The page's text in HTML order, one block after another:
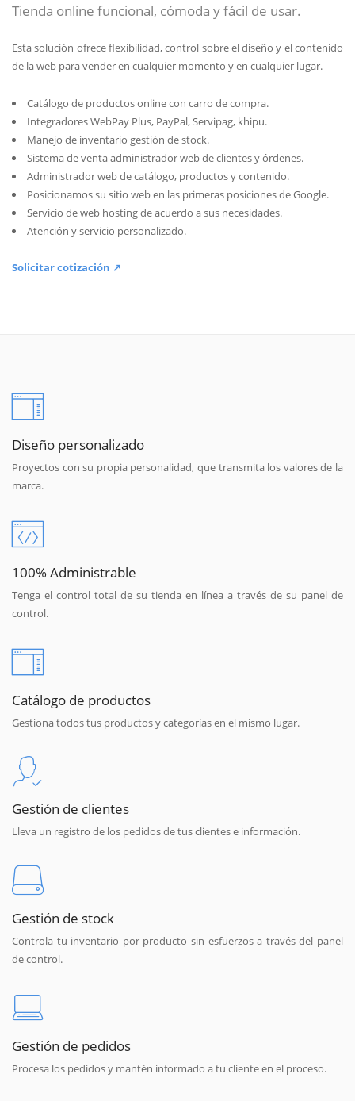
Tienda online funcional, cómoda y fácil de usar.
Esta solución ofrece flexibilidad, control sobre el diseño y el contenido
de la web para vender en cualquier momento y en cualquier lugar.
Catálogo de productos online con carro de compra.
Integradores WebPay Plus, PayPal, Servipag, khipu.
Manejo de inventario gestión de stock.
Sistema de venta administrador web de clientes y órdenes.
Administrador web de catálogo, productos y contenido.
Posicionamos su sitio web en las primeras posiciones de Google.
Servicio de web hosting de acuerdo a sus necesidades.
Atención y servicio personalizado.
Solicitar cotización ↗
Diseño personalizado
Proyectos con su propia personalidad, que transmita los valores de la
marca.
100% Administrable
Tenga el control total de su tienda en línea a través de su panel de
control.
Catálogo de productos
Gestiona todos tus productos y categorías en el mismo lugar.
Gestión de clientes
Lleva un registro de los pedidos de tus clientes e información.
Gestión de stock
Controla tu inventario por producto sin esfuerzos a través del panel
de control.
Gestión de pedidos
Procesa los pedidos y mantén informado a tu cliente en el proceso.